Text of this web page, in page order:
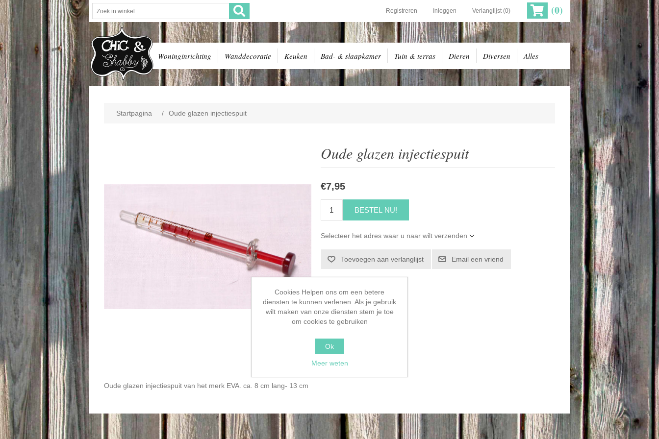
Registreren Inloggen Verlanglijst (0) (0)
Woninginrichting Wanddecoratie Keuken Bad- & slaapkamer Tuin & terras Dieren Diversen Alles
Startpagina / Oude glazen injectiespuit
Oude glazen injectiespuit
€7,95
BESTEL NU!
Selecteer het adres waar u naar wilt verzenden
Toevoegen aan verlanglijst Email een vriend
Oude glazen injectiespuit van het merk EVA. ca. 8 cm lang- 13 cm
Cookies Helpen ons om een betere
diensten te kunnen verlenen. Als je gebruik
wilt maken van onze diensten stem je toe
om cookies te gebruiken
Ok
Meer weten